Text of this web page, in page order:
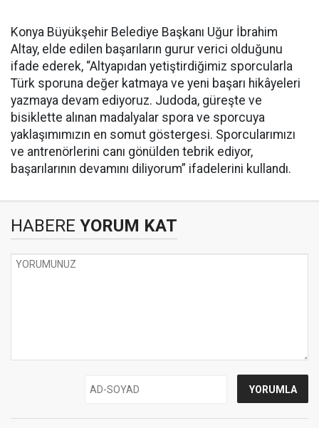
Konya Büyükşehir Belediye Başkanı Uğur İbrahim
Altay, elde edilen başarıların gurur verici olduğunu
ifade ederek, “Altyapıdan yetiştirdiğimiz sporcularla
Türk sporuna değer katmaya ve yeni başarı hikâyeleri
yazmaya devam ediyoruz. Judoda, güreşte ve
bisiklette alınan madalyalar spora ve sporcuya
yaklaşımımızın en somut göstergesi. Sporcularımızı
ve antrenörlerini canı gönülden tebrik ediyor,
başarılarının devamını diliyorum” ifadelerini kullandı.
HABERE YORUM KAT